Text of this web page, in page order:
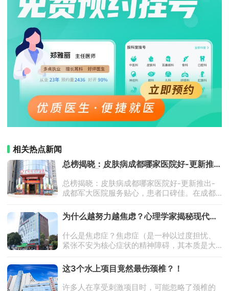
相关热点新闻
总榜揭晓：皮肤病成都哪家医院好-更新推
总榜揭晓：皮肤病成都哪家医院好-更新推出-
成都军大医院服务贴心，患者口碑佳。在成都
业的医疗技术、细心的护理服务以及中西医结
合的诊疗特色，赢得了广大患者的认可
为什么越努力越焦虑？心理学家揭秘现代人
什么是焦虑症？焦虑症（是一种以过度担忧、
紧张不安为核心症状的精神障碍，其本质是大
绪，焦虑症患者会出现泛化且难以控制的恐惧
感，即使面对无明确危险源的情境仍
这3个水上项目竟然最伤颈椎​？！
许多人在享受刺激项目时，可能忽略了颈椎的